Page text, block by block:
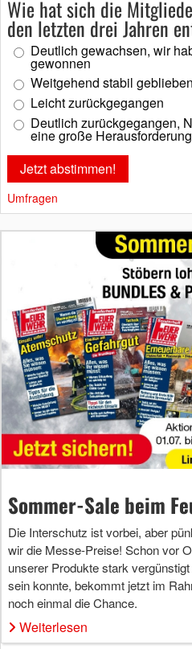
Wie hat sich die
den letzten drei Jahren
Deutlich gewachsen, wir
gewonnen
Weitgehend stabil geblieben
Leicht zurückgegangen
Deutlich zurückgegangen,
eine große Herausforderung
Umfragen
Sommer-Sale beim
Die Interschutz ist vorbei, aber
wir die Messe-Preise! Schon vor
unserer Produkte stark
sein konnte, bekommt jetzt im
noch einmal die Chance.
Weiterlesen